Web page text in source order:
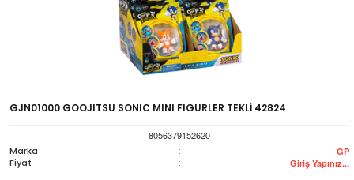
GJN01000 GOOJITSU SONIC MINI FIGURLER TEKLİ 42824
8056379152620
Marka
: GP
Fiyat : Giriş Yapınız...